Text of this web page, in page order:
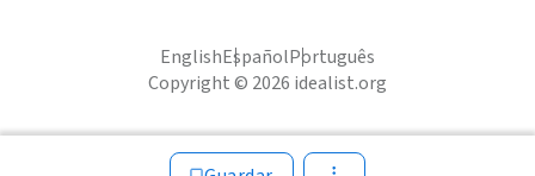
EnglishEspañolPortuguês
Copyright © 2026 idealist.org